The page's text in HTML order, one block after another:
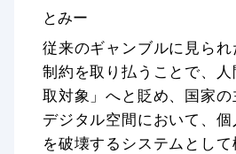
とみー
従来のギャンブルに見ら
制約を取り払うことで、
取対象」へと貶め、国家
デジタル空間において、
を破壊するシステムとして